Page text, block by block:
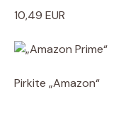
10,49 EUR
Pirkite „Amazon“